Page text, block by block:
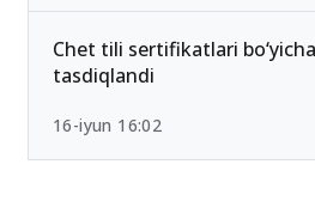
OTMlar ro‘yxati
26-iyun 10:01
Chet tili sertifikatlari
tasdiqlandi